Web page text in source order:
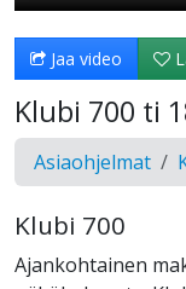
Jaa video
Klubi 700 ti
Asiaohjelmat
Klubi 700
Ajankohtainen